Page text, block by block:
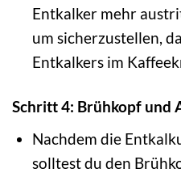
Entkalker mehr
um sicherzustellen,
Entkalkers im
Schritt 4: Brühkopf und
Nachdem die
solltest du den